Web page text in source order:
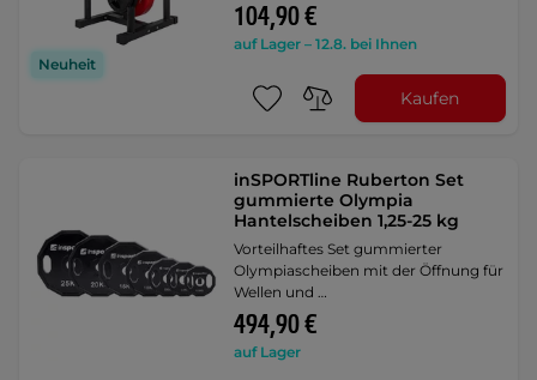
Neuheit
104,90 €
auf Lager – 12.8. bei Ihnen
Kaufen
inSPORTline Ruberton Set
gummierte Olympia
Hantelscheiben 1,25-25 kg
Vorteilhaftes Set gummierter
Olympiascheiben mit der Öffnung für
Wellen und …
494,90 €
auf Lager